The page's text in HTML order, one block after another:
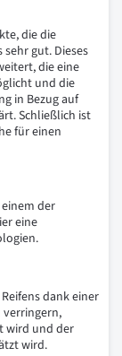
die die
gut. Dieses
die eine
und die
in Bezug auf
Schließlich ist
für einen
der
eine
dank einer
verringern,
wird und der
wird.